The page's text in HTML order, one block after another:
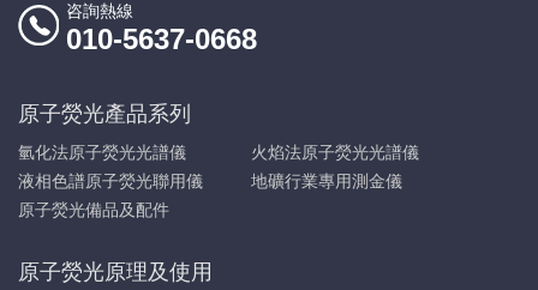
咨詢熱線
010-5637-0668
原子熒光產品系列
氫化法原子熒光光譜儀
火焰法原子熒光光譜儀
液相色譜原子熒光聯用儀
地礦行業專用測金儀
原子熒光備品及配件
原子熒光原理及使用